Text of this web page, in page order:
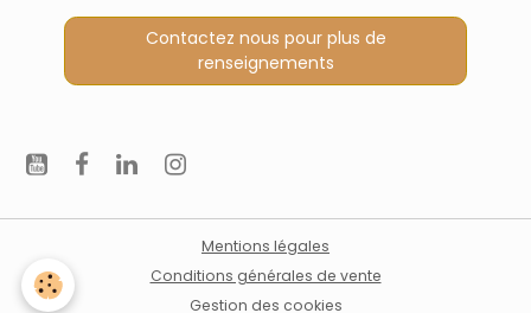
Contactez nous pour plus de
renseignements
Mentions légales
Conditions générales de vente
Gestion des cookies